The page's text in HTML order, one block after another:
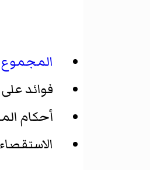
المجموع
فوائد
أحكام